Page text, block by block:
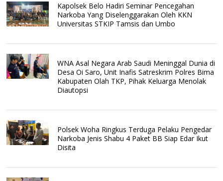
Kapolsek Belo Hadiri Seminar Pencegahan
Narkoba Yang Diselenggarakan Oleh KKN
Universitas STKIP Tamsis dan Umbo
WNA Asal Negara Arab Saudi Meninggal Dunia di
Desa Oi Saro, Unit Inafis Satreskrim Polres Bima
Kabupaten Olah TKP, Pihak Keluarga Menolak
Diautopsi
Polsek Woha Ringkus Terduga Pelaku Pengedar
Narkoba Jenis Shabu 4 Paket BB Siap Edar Ikut
Disita